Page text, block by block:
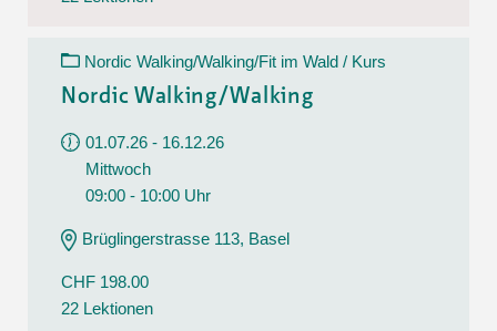
Nordic Walking/Walking/Fit im Wald / Kurs
Nordic Walking/Walking
01.07.26 - 16.12.26
Mittwoch
09:00 - 10:00 Uhr
Brüglingerstrasse 113, Basel
CHF 198.00
22 Lektionen